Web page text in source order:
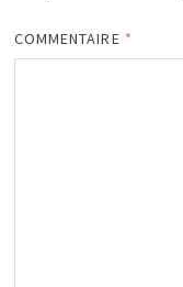
COMMENTAIRE *